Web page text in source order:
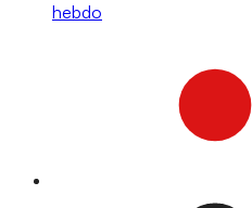
hebdo